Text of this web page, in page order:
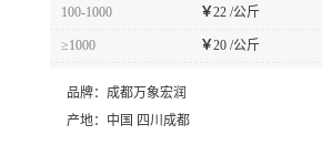
100-1000 ￥22 /公斤
≥1000 ￥20 /公斤
品牌： 成都万象宏润
产地： 中国 四川成都